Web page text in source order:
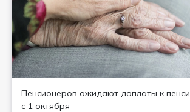
Пенсионеров ожидают доплаты к
с 1 октября